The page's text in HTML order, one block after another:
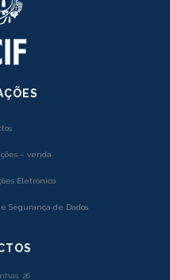
– venda
Eletrónico
Segurança de Dados
26